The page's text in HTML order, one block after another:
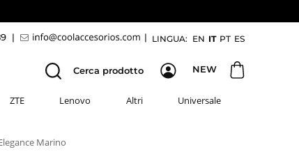
LINGUA: EN IT PT ES
| |
NEW
Cerca prodotto
ZTE Lenovo Altri Universale
Marino